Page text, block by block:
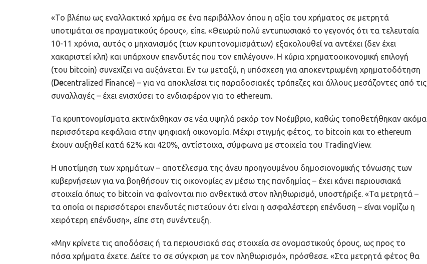
«Το βλέπω ως εναλλακτικό χρήμα σε ένα περιβάλλον όπου η αξία του χρήματος σε μετρητά
υποτιμάται σε πραγματικούς όρους», είπε. «Θεωρώ πολύ εντυπωσιακό το γεγονός ότι τα τελευταία
10-11 χρόνια, αυτός ο μηχανισμός (των κρυπτονομισμάτων) εξακολουθεί να αντέχει (δεν έχει
χακαριστεί κλπ) και υπάρχουν επενδυτές που τον επιλέγουν». Η κύρια χρηματοοικονομική επιλογή
(του bitcoin) συνεχίζει να αυξάνεται. Εν τω μεταξύ, η υπόσχεση για αποκεντρωμένη χρηματοδότηση
(Decentralized Finance) – για να αποκλείσει τις παραδοσιακές τράπεζες και άλλους μεσάζοντες από τις
συναλλαγές – έχει ενισχύσει το ενδιαφέρον για το ethereum.
Τα κρυπτονομίσματα εκτινάχθηκαν σε νέα υψηλά ρεκόρ τον Νοέμβριο, καθώς τοποθετήθηκαν ακόμα
περισσότερα κεφάλαια στην ψηφιακή οικονομία. Μέχρι στιγμής φέτος, το bitcoin και το ethereum
έχουν αυξηθεί κατά 62% και 420%, αντίστοιχα, σύμφωνα με στοιχεία του TradingView.
Η υποτίμηση των χρημάτων – αποτέλεσμα της άνευ προηγουμένου δημοσιονομικής τόνωσης των
κυβερνήσεων για να βοηθήσουν τις οικονομίες εν μέσω της πανδημίας – έχει κάνει περιουσιακά
στοιχεία όπως το bitcoin να φαίνονται πιο ανθεκτικά στον πληθωρισμό, υποστήριξε. «Τα μετρητά –
τα οποία οι περισσότεροι επενδυτές πιστεύουν ότι είναι η ασφαλέστερη επένδυση – είναι νομίζω η
χειρότερη επένδυση», είπε στη συνέντευξη.
«Μην κρίνετε τις αποδόσεις ή τα περιουσιακά σας στοιχεία σε ονομαστικούς όρους, ως προς το
πόσα χρήματα έχετε. Δείτε το σε σύγκριση με τον πληθωρισμό», πρόσθεσε. «Στα μετρητά φέτος θα